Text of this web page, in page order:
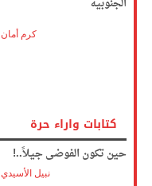
كرم أمان
كتابات واراء حرة
حين تكون الفوضى جيلاً..!
نبيل الأسيدي